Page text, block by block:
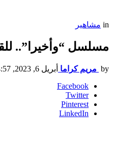
in مشاهير
مسلسل “وأخيرا”..
by مريم كراما أبريل 6, 2023, 4:57 ص
Facebook
Twitter
Pinterest
LinkedIn